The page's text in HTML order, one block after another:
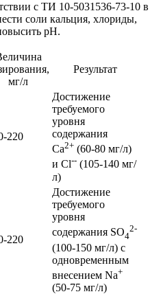
с ТИ 10-5031536-73-10 в
соли кальция, хлориды,
рН.
мг/л
Результат
220
Достижение
требуемого
уровня
содержания
Ca2+ (60-80 мг/л)
и Cl-- (105-140 мг/
л)
220
Достижение
требуемого
уровня
содержания SO4
2-
(100-150 мг/л) с
одновременным
внесением Na+
(50-75 мг/л)